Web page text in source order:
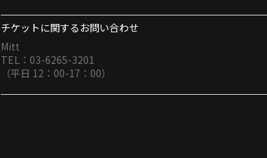
チケットに関するお問い合わせ
Mitt
TEL：03-6265-3201
（平日 12：00-17：00）